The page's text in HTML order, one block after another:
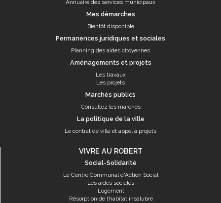
Annuaire des services municipaux
Mes démarches
Bientôt disponible
Permanences juridiques et sociales
Planning des aides citoyennes
Aménagements et projets
Les travaux
Les projets
Marchés publics
Consultez les marchés
La politique de la ville
Le contrat de ville et appel à projets
VIVRE AU ROBERT
Social-Solidarité
Le Centre Communal d'Action Social
Les aides sociales
Logement
Résorption de l’habitat insalubre